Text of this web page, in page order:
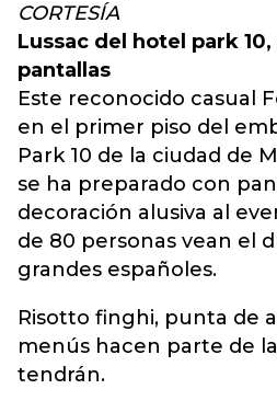
CORTESÍA
Lussac del hotel park
pantallas
Este reconocido casual
en el primer piso del
Park 10 de la ciudad de
se ha preparado con
decoración alusiva al
de 80 personas vean el
grandes españoles.
Risotto finghi, punta de
menús hacen parte de
tendrán.